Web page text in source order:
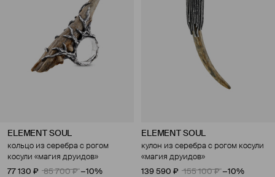
ELEMENT SOUL
кольцо из серебра с рогом
косули «магия друидов»
77 130 ₽
85 700 ₽ −10%
ELEMENT SOUL
кулон из серебра с рогом косули
«магия друидов»
139 590 ₽
155 100 ₽ −10%